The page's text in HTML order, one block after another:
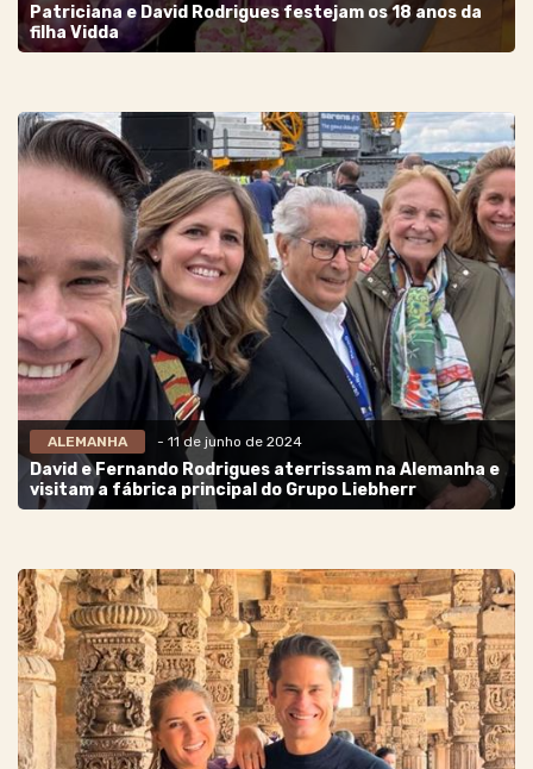
Patriciana e David Rodrigues festejam os 18 anos da
filha Vidda
ALEMANHA - 11 de junho de 2024
David e Fernando Rodrigues aterrissam na Alemanha e
visitam a fábrica principal do Grupo Liebherr